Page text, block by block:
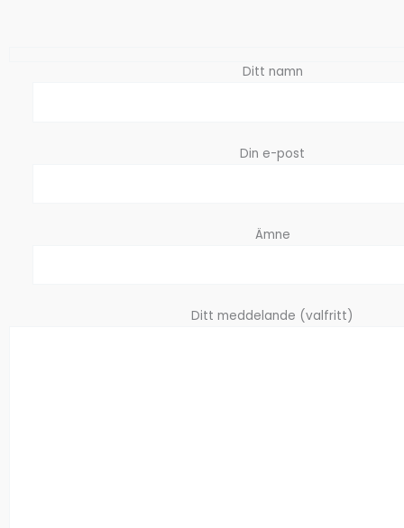
Ditt namn
Din e-post
Ämne
Ditt meddelande (valfritt)